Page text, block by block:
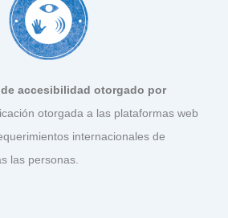
accesibilidad otorgado por
otorgada a las plataformas web
internacionales de
las personas.